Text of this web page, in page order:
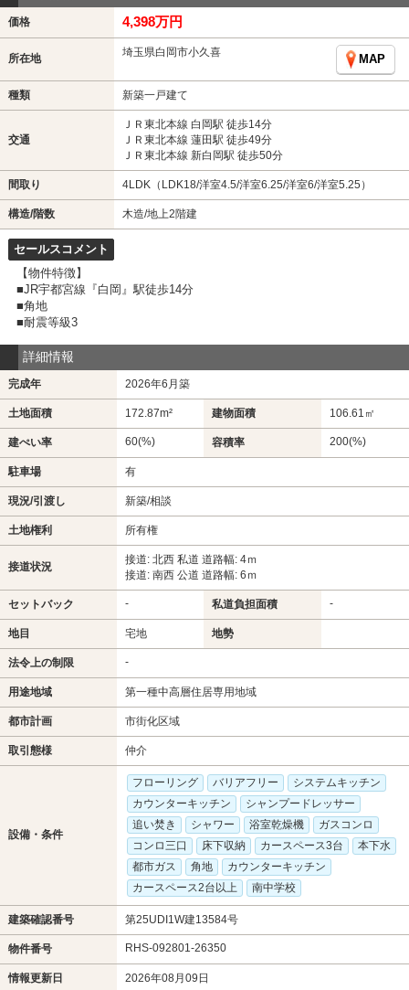
価格 4,398万円
所在地 埼玉県白岡市小久喜
MAP
種類 新築一戸建て
交通
ＪＲ東北本線 白岡駅 徒歩14分
ＪＲ東北本線 蓮田駅 徒歩49分
ＪＲ東北本線 新白岡駅 徒歩50分
間取り 4LDK（LDK18/洋室4.5/洋室6.25/洋室6/洋室5.25）
構造/階数 木造/地上2階建
セールスコメント
【物件特徴】
■JR宇都宮線『白岡』駅徒歩14分
■角地
■耐震等級3
詳細情報
完成年 2026年6月築
土地面積 172.87m² 建物面積 106.61㎡
建ぺい率 60(%) 容積率 200(%)
駐車場 有
現況/引渡し 新築/相談
土地権利 所有権
接道状況
接道: 北西 私道 道路幅: 4ｍ
接道: 南西 公道 道路幅: 6ｍ
セットバック - 私道負担面積 -
地目 宅地 地勢
法令上の制限 -
用途地域 第一種中高層住居専用地域
都市計画 市街化区域
取引態様 仲介
設備・条件
フローリング バリアフリー
システムキッチン
カウンターキッチン
シャンプードレッサー
追い焚き
シャワー 浴室乾燥機
ガスコンロ
コンロ三口
床下収納 カースペース3台
本下水
都市ガス
角地
カウンターキッチン
カースペース2台以上
南中学校
建築確認番号 第25UDI1W建13584号
物件番号 RHS-092801-26350
情報更新日 2026年08月09日